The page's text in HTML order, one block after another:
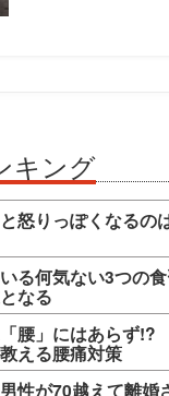
キング
怒りっぽくなるの
る何気ない3つの
なる
腰」にはあらず
える腰痛対策
性が70越えて離婚